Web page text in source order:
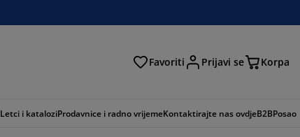
Favoriti Prijavi se Korpa
Letci i kataloziProdavnice i radno vrijemeKontaktirajte nas ovdjeB2BPosao